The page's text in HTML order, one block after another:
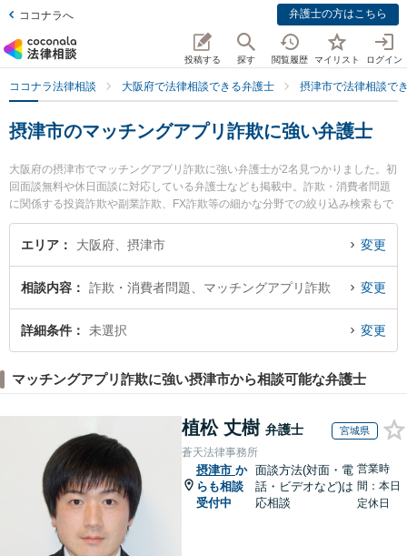
ココナラへ 弁護士の方はこちら
投稿する 探す 閲覧履歴 マイリスト ログイン
ココナラ法律相談 大阪府で法律相談できる弁護士 摂津市で法律相談で
摂津市のマッチングアプリ詐欺に強い弁護士
大阪府の摂津市でマッチングアプリ詐欺に強い弁護士が2名見つかりました。初
回面談無料や休日面談に対応している弁護士なども掲載中。詐欺・消費者問題
に関係する投資詐欺や副業詐欺、FX詐欺等の細かな分野での絞り込み検索もで
き便利です。特に大阪北摂法律事務所の磯野 真弁護士や摂津法律事務所の関谷
俊宏弁護士のプロフィール情報や弁護士費用、強みなどが注目されています。
くの弁護士を検索したい』『初回相談無料でマッチングアプリ詐欺を法律相談
できる摂津市内の弁護士に相談予約したい』などでお困りの相談者さんにおす
すめです。
エリア 大阪府、摂津市 変更
相談内容 詐欺・消費者問題、マッチングアプリ詐欺 変更
詳細条件 未選択 変更
マッチングアプリ詐欺に強い摂津市から相談可能な弁護士
植松 丈樹 弁護士 宮城県
蒼天法律事務所
摂津市 か
らも相談
受付中
面談方法(対面・電
話・ビデオなど)は
応相談
営業時
間：本日
定休日